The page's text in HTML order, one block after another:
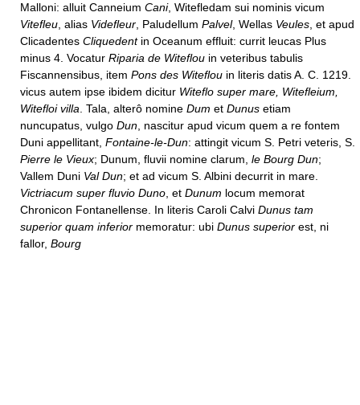
Malloni: alluit Canneium Cani, Witefledam sui nominis vicum
Vitefleu , alias Videfleur , Paludellum Palvel, Wellas Veules , et apud
Clicadentes Cliquedentin Oceanum effluit: currit leucas Plus
minus 4. Vocatur Riparia de Witeflou in veteribus tabulis
Fiscannensibus, item Pons des Witeflou in literis datis A. C. 1219.
vicus autem ipse ibidem dicitur Witeflo super mare, Witefleium,
Witefloi villa . Tala, alterô nomine Dum et Dunus etiam
nuncupatus, vulgo Dun , nascitur apud vicum quem a re fontem
Duni appellitant, Fontaine-le-Dun: attingit vicum S. Petri veteris, S.
Pierre le Vieux; Dunum, fluvii nomine clarum, le Bourg Dun;
Vallem Duni Val Dun; et ad vicum S. Albini decurrit in mare.
Victriacum super fluvio Duno , et Dunum locum memorat
Chronicon Fontanellense. In literis Caroli Calvi Dunus tam
superior quam inferior memoratur: ubi Dunus superior est, ni
fallor, Bourg